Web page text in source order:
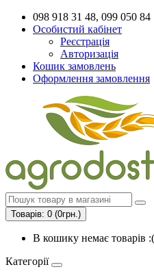
098 918 31 48, 099 050 84
Особистий кабінет
Реєстрація
Авторизація
Кошик замовлень
Оформлення замовлення
Товарів: 0 (0грн.)
В кошику немає товарів :(
Категорії